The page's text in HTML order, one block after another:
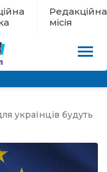
Редакційна
місія
українців будуть